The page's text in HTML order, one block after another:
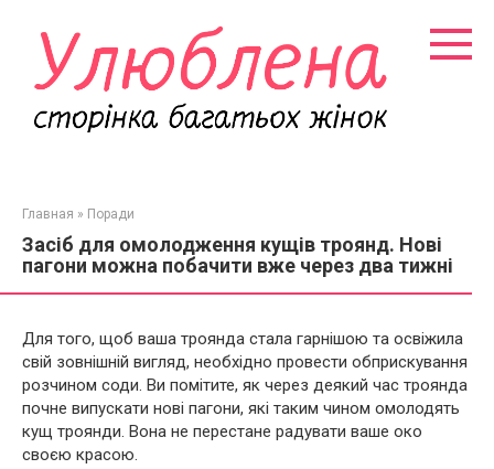
контенту
Главная » Поради
Засіб для омолодження кущів троянд. Нові
пагони можна побачити вже через два тижні
Для того, щоб ваша троянда стала гарнішою та освіжила
свій зовнішній вигляд, необхідно провести обприскування
розчином соди. Ви помітите, як через деякий час троянда
почне випускати нові пагони, які таким чином омолодять
кущ троянди. Вона не перестане радувати ваше око
своєю красою.